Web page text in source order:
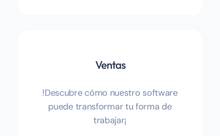
Ventas
!Descubre cómo nuestro software
puede transformar tu forma de
trabajar¡